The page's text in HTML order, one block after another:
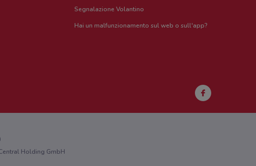
Segnalazione Volantino
Hai un malfunzionamento sul web o sull'app?
Holding GmbH